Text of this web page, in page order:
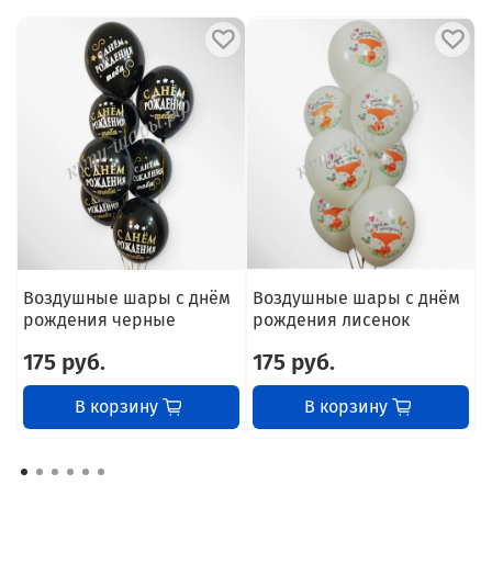
Воздушные шары с днём
рождения черные
175 руб.
В корзину
Воздушные шары с днём
рождения лисенок
175 руб.
В корзину